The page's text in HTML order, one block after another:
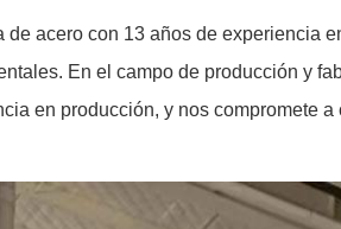
de acero con 13 años de experiencia
En el campo de producción y
en producción, y nos compromete